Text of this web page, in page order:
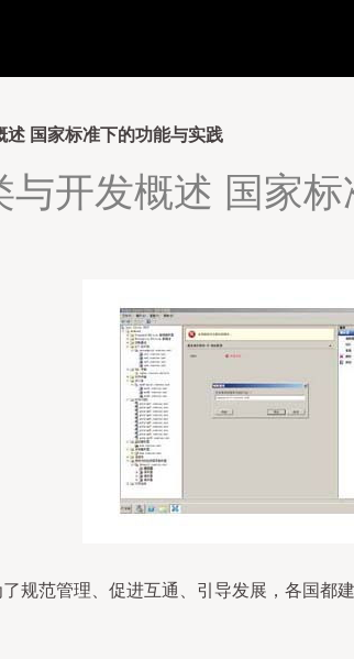
述 国家标准下的功能与实践
与开发概述 国家
规范管理、促进互通、引导发展，各国都